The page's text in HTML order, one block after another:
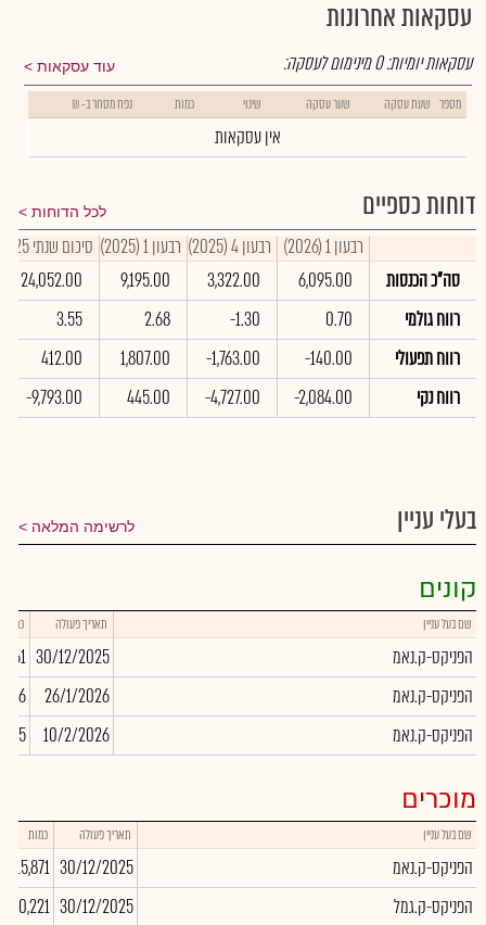
עסקאות אחרונות
עוד עסקאות עסקאות יומיות:0מינימום לעסקה:
מספר שעת עסקה שער עסקה שינוי כמות נפח מסחר ב- ₪
אין עסקאות
דוחות כספיים לכל הדוחות
רבעון 1 (2026) רבעון 4 (2025) רבעון 1 (2025)
סיכום שנתי 2025
סה"כ הכנסות
6,095.00
3,322.00
9,195.00
24,052.00
רווח גולמי
0.70
-1.30
2.68
3.55
רווח תפעולי
-140.00
-1,763.00
1,807.00
412.00
רווח נקי
-2,084.00
-4,727.00
445.00
-9,793.00
בעלי עניין לרשימה המלאה
קונים
שם בעל עניין תאריך פעולה כמות
הפניקס-ק.נאמ 30/12/2025
הפניקס-ק.נאמ
26/1/2026
206
הפניקס-ק.נאמ
10/2/2026
מוכרים
שם בעל עניין תאריך פעולה כמות
הפניקס-ק.נאמ 30/12/2025
-15,871
הפניקס-ק.גמל
30/12/2025